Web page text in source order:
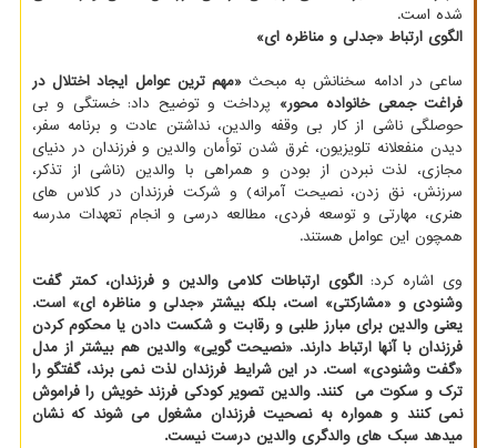
شده است.
الگوی ارتباط «جدلی و مناظره ای»
ساعی در ادامه سخنانش به مبحث«مهم ترین عوامل ایجاد اختلال در
فراغت جمعی خانواده محور» پرداخت و توضیح داد: خستگی و بی
حوصلگی ناشی از کار بی وقفه والدین، نداشتن عادت و برنامه سفر،
دیدن منفعلانه تلویزیون، غرق شدن توأمان والدین و فرزندان در دنیای
مجازی، لذت نبردن از بودن و همراهی با والدین (ناشی از تذکر،
سرزنش، نق زدن، نصیحت آمرانه) و شرکت فرزندان در کلاس های
هنری، مهارتی و توسعه فردی، مطالعه درسی و انجام تعهدات مدرسه
همچون این عوامل هستند.
وی اشاره کرد:الگوی ارتباطات کلامی والدین و فرزندان، کمتر گفت
وشنودی و «مشارکتی» است، بلکه بیشتر «جدلی و مناظره ای» است.
یعنی والدین برای مبارز طلبی و رقابت و شکست دادن یا محکوم کردن
فرزندان با آنها ارتباط دارند. «نصیحت گویی» والدین هم بیشتر از مدل
«گفت وشنودی» است. در این شرایط فرزندان لذت نمی برند، گفتگو را
ترک و سکوت می ‍ کنند. والدین تصویر کودکی فرزند خویش را فراموش
نمی کنند و همواره به نصحیت فرزندان مشغول می شوند که نشان
میدهد سبک های والدگری والدین درست نیست.